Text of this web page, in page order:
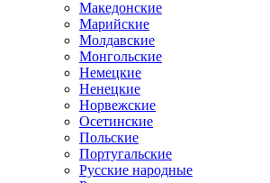
Македонские
Марийские
Молдавские
Монгольские
Немецкие
Ненецкие
Норвежские
Осетинские
Польские
Португальские
Русские народные